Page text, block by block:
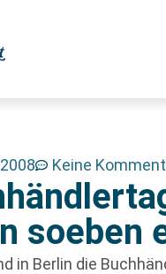
Keine
soeben
in Berlin die